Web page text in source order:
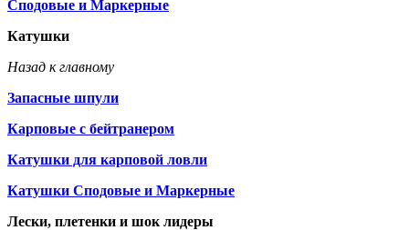
Сподовые и Маркерные
Катушки
Назад к главному
Запасные шпули
Карповые с бейтранером
Катушки для карповой ловли
Катушки Сподовые и Маркерные
Лески, плетенки и шок лидеры